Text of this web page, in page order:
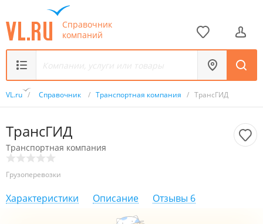
Справочник
компаний
VL.ru / Справочник / Транспортная компания / ТрансГИД
ТрансГИД
Транспортная компания
Грузоперевозки
Характеристики Описание Отзывы 6